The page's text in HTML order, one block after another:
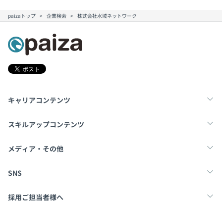
paizaトップ 企業検索 株式会社水域ネットワーク
キャリアコンテンツ
転職・キャリア
スキルアップコンテンツ
学習
メディア・その他
Tech Team Journal
SNS
X
採用ご担当者様へ